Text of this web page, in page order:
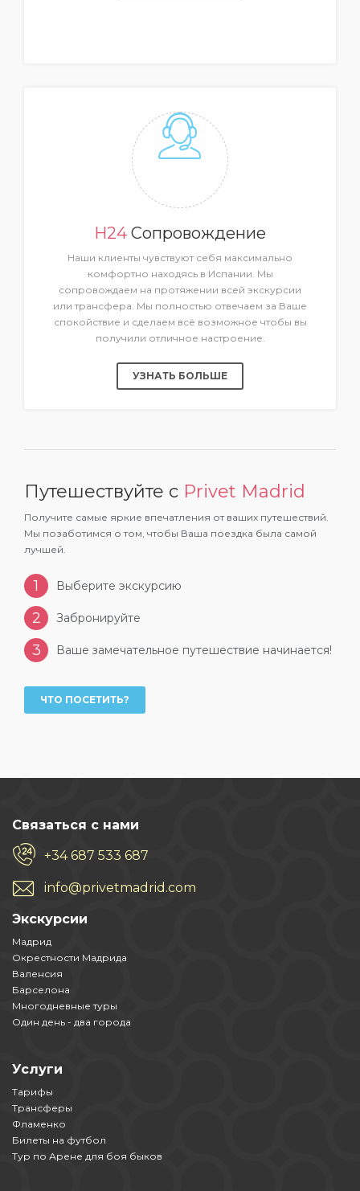
H24 Сопровождение
Наши клиенты чувствуют себя максимально
комфортно находясь в Испании. Мы
сопровождаем на протяжении всей экскурсии
или трансфера. Мы полностью отвечаем за Ваше
спокойствие и сделаем всё возможное чтобы вы
получили отличное настроение.
УЗНАТЬ БОЛЬШЕ
Путешествуйте с Privet Madrid
Получите самые яркие впечатления от ваших путешествий.
Мы позаботимся о том, чтобы Ваша поездка была самой
лучшей.
1 Выберите экскурсию
2 Забронируйте
3 Ваше замечательное путешествие начинается!
ЧТО ПОСЕТИТЬ?
Связаться с нами
+34 687 533 687
info@privetmadrid.com
Экскурсии
Мадрид
Окрестности Мадрида
Валенсия
Барселона
Многодневные туры
Один день - два города
Услуги
Тарифы
Трансферы
Фламенко
Билеты на футбол
Тур по Арене для боя быков